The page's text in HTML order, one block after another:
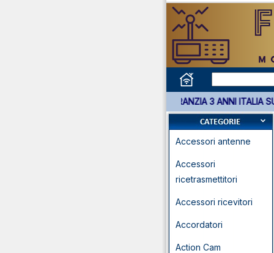
*** GARANZIA 3 ANNI
Accessori antenne
Accessori
ricetrasmettitori
Accessori ricevitori
Accordatori
Action Cam